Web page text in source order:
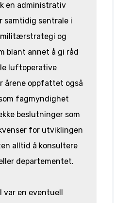
en administrativ
samtidig sentrale i
og
blant annet å gi råd
luftoperative
årene oppfattet også
fagmyndighet
beslutninger som
for utviklingen
alltid å konsultere
departementet.
var en eventuell